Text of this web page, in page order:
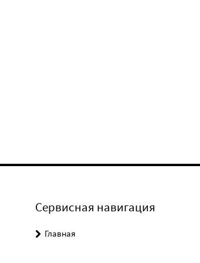
Сервисная навигация
Главная